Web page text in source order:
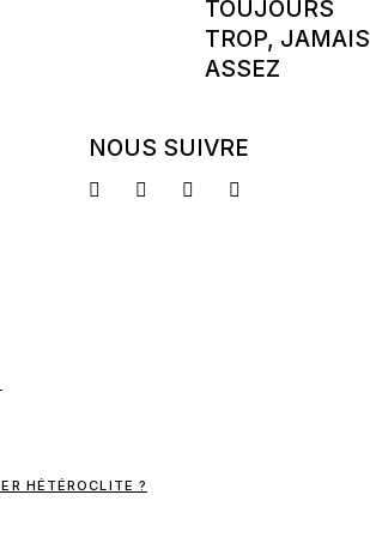
TOUJOURS
TROP, JAMAIS
ASSEZ
NOUS SUIVRE
HÉTÉROCLITE ?